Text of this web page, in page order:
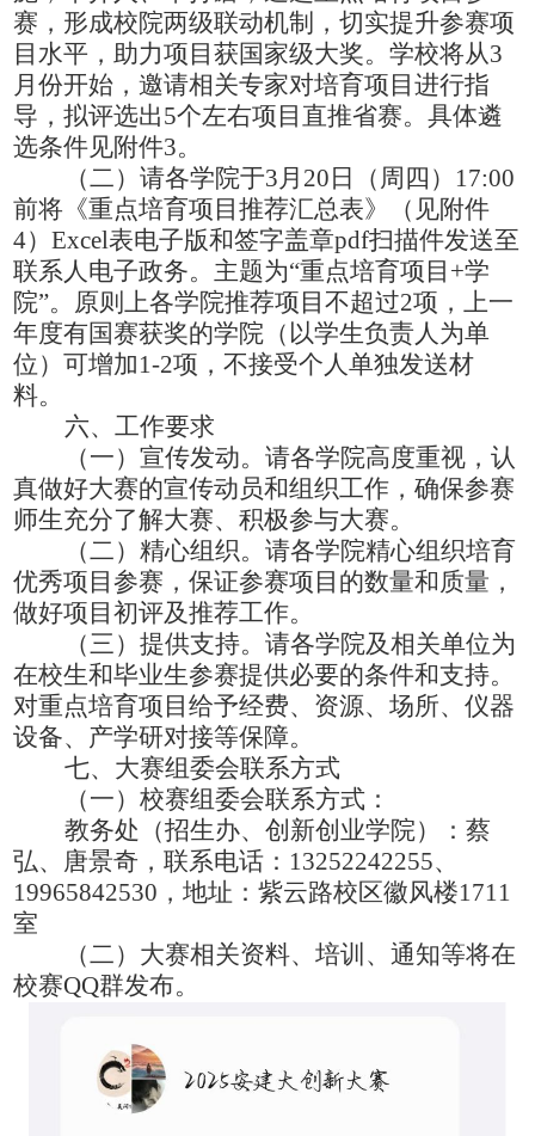
赛，形成校院两级联动机制，切实提升参赛项
目水平，助力项目获国家级大奖。学校将从3
月份开始，邀请相关专家对培育项目进行指
导，拟评选出5个左右项目直推省赛。具体遴
选条件见附件3。
（二）请各学院于3月 20 日 （ 周四 ） 17:00
前将《重点培育项目推荐汇总表》
（ 见附件
4）Excel表电子版和签字盖章pdf扫描件发送至
联系人电子政务。主题为“重点培育项目+学
院”。原则上各学院推荐项目不超过2项，上一
年度有国赛获奖的学院 （ 以学生负责人为单
位 ）可增加1-2项，不接受个人单独发送材
料。
六、工作要求
（一）宣传发动。请各学院高度重视，认
真做好大赛的宣传动员和组织工作，确保参赛
师生充分了解大赛、积极参与大赛。
（二）精心组织。请各学院精心组织培育
优秀项目参赛，保证参赛项目的数量和质量，
做好项目初评及推荐工作。
（三）提供支持。请各学院及相关单位为
在校生和毕业生参赛提供必要的条件和支持。
对重点培育项目给予经费、资源、场所、仪器
设备、产学研对接等保障。
七、大赛组委会联系方式
（一）校赛组委会联系方式：
教务处 （招生办、创新创业学院） ：蔡
弘、唐景奇 ，联系电话： 13252242255、
19965842530 ，地址：紫云路校区徽风楼1711
室
（二）大赛相关资料、培训、通知等将在
校赛QQ群发布。